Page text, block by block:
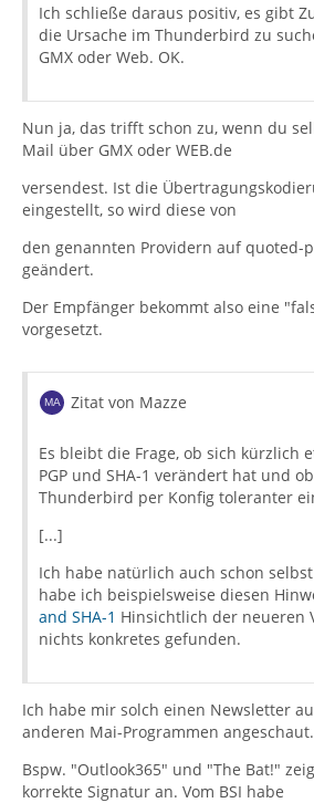
Ich schließe daraus positiv, es gibt
die Ursache im Thunderbird zu
GMX oder Web. OK.
Nun ja, das trifft schon zu, wenn du
Mail über GMX oder WEB.de
versendest. Ist die
eingestellt, so wird diese von
den genannten Providern auf quoted-
geändert.
Der Empfänger bekommt also eine
vorgesetzt.
Zitat von Mazze
Es bleibt die Frage, ob sich kürzlich
PGP und SHA-1 verändert hat und
Thunderbird per Konfig toleranter
[...]
Ich habe natürlich auch schon
habe ich beispielsweise diesen
and SHA-1 Hinsichtlich der neueren
nichts konkretes gefunden.
Ich habe mir solch einen Newsletter
anderen Mai-Programmen angeschaut.
Bspw. "Outlook365" und "The Bat!"
korrekte Signatur an. Vom BSI habe